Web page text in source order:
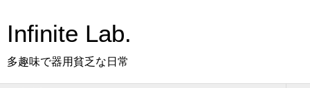
Infinite Lab.
多趣味で器用貧乏な日常